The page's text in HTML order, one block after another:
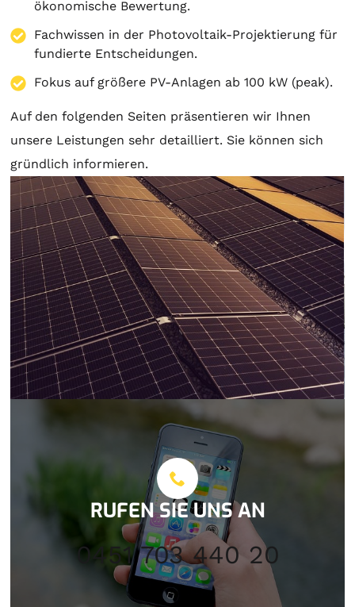
ökonomische Bewertung.
Fachwissen in der Photovoltaik-Projektierung für
fundierte Entscheidungen.
Fokus auf größere PV-Anlagen ab 100 kW (peak).
Auf den folgenden Seiten präsentieren wir Ihnen
unsere Leistungen sehr detailliert. Sie können sich
gründlich informieren.
RUFEN SIE UNS AN
0451 703 440 20